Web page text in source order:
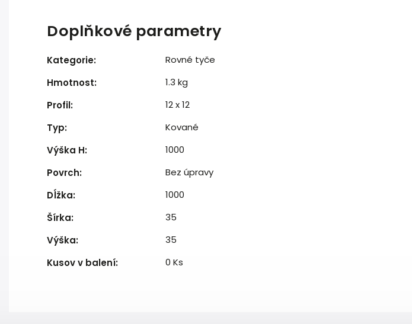
Doplňkové parametry
Kategorie:
Rovné tyče
Hmotnost:
1.3 kg
Profil:
12 x 12
Typ:
Kované
Výška H:
1000
Povrch:
Bez úpravy
Dĺžka:
1000
Šírka:
35
Výška:
35
Kusov v balení: 0 Ks